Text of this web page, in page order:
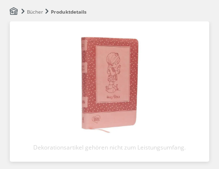
Zum Hauptinhalt springen
Bücher Produktdetails
Dekorationsartikel gehören nicht zum Leistungsumfang.